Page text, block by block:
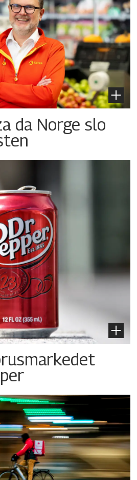
da Norge slo